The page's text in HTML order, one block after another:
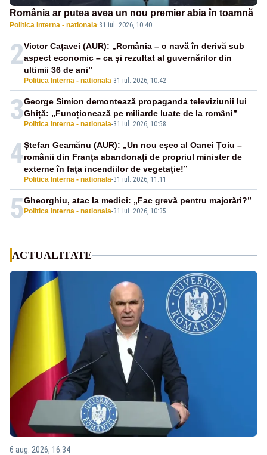
România ar putea avea un nou premier abia în toamnă
Politica Interna - nationala·31 iul. 2026, 10:40
2
Politica Interna - nationala-31 iul. 2026, 10:42
Victor Cațavei (AUR): „România – o navă în derivă sub
aspect economic – ca și rezultat al guvernărilor din
ultimii 36 de ani”
3 Politica Interna - nationala-31 iul. 2026, 10:58
George Simion demontează propaganda televiziunii lui
Ghiță: „Funcționează pe miliarde luate de la români”
4
Politica Interna - nationala-31 iul. 2026, 11:11
Ștefan Geamănu (AUR): „Un nou eșec al Oanei Țoiu –
românii din Franța abandonați de propriul minister de
externe în fața incendiilor de vegetație!”
5 Politica Interna - nationala-31 iul. 2026, 10:35
Gheorghiu, atac la medici: „Fac grevă pentru majorări?”
ACTUALITATE
6 aug. 2026, 16:34